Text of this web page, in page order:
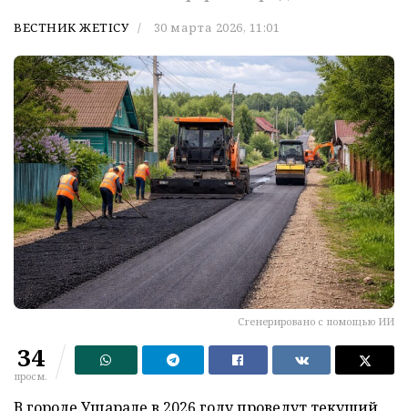
ВЕСТНИК ЖЕТІСУ 30 марта 2026, 11:01
Сгенерировано с помощью ИИ
34
просм.